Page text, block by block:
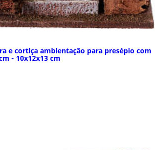
e cortiça ambientação para presépio com
- 10x12x13 cm